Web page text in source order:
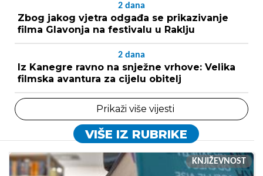
2 dana
Zbog jakog vjetra odgađa se prikazivanje
filma Glavonja na festivalu u Raklju
2 dana
Iz Kanegre ravno na snježne vrhove: Velika
filmska avantura za cijelu obitelj
Prikaži više vijesti
VIŠE IZ RUBRIKE
KNJIŽEVNOST